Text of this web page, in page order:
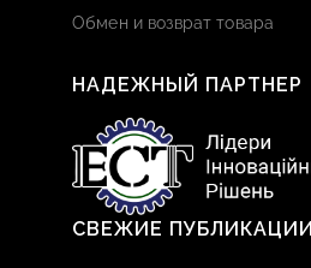
Обмен и возврат товара
НАДЕЖНЫЙ ПАРТНЕР
СВЕЖИЕ ПУБЛИКАЦИИ